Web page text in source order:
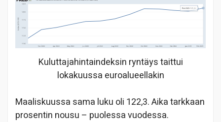
Kuluttajahintaindeksin ryntäys taittui
lokakuussa euroalueellakin
Maaliskuussa sama luku oli 122,3. Aika tarkkaan
prosentin nousu – puolessa vuodessa.